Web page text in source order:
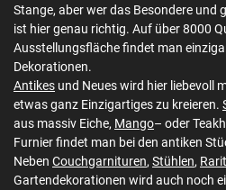
Stange, aber wer das Besondere und
ist hier genau richtig. Auf über 8000
Ausstellungsfläche findet man
Dekorationen.
Antikes und Neues wird hier liebevoll
etwas ganz Einzigartiges zu kreieren.
aus massiv Eiche, Mango– oder
Furnier findet man bei den antiken
Neben Couchgarnituren, Stühlen,
Gartendekorationen wird auch noch